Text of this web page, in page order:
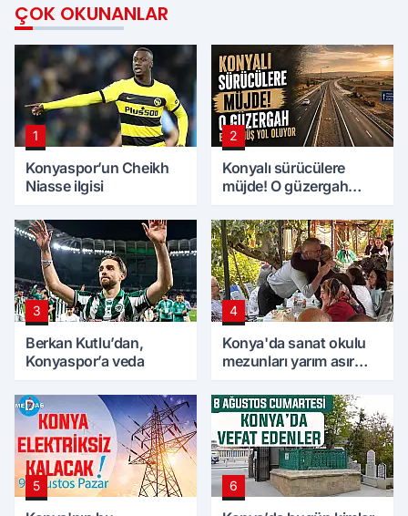
ÇOK OKUNANLAR
1
Konyaspor’un Cheikh
Niasse ilgisi
2
Konyalı sürücülere
müjde! O güzergah
3
Berkan Kutlu’dan,
Konyaspor’a veda
4
Konya'da sanat okulu
mezunları yarım asır
5 6